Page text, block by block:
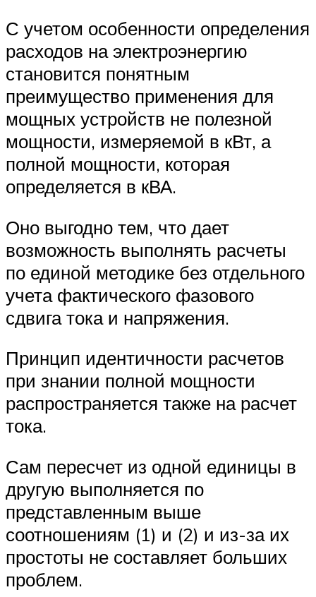
С учетом особенности определения
расходов на электроэнергию
становится понятным
преимущество применения для
мощных устройств не полезной
мощности, измеряемой в кВт, а
полной мощности, которая
определяется в кВА.
Оно выгодно тем, что дает
возможность выполнять расчеты
по единой методике без отдельного
учета фактического фазового
сдвига тока и напряжения.
Принцип идентичности расчетов
при знании полной мощности
распространяется также на расчет
тока.
Сам пересчет из одной единицы в
другую выполняется по
представленным выше
соотношениям (1) и (2) и из-за их
простоты не составляет больших
проблем.